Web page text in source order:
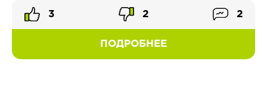
ПОДРОБНЕЕ
3 2 2